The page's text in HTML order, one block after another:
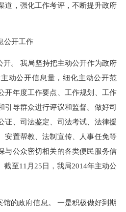
道，强化工作考评，不断提升政府
公开工作
。 我局坚持把主动公开作为政府
动公开信息量，细化主动公开范
开年度工作要点、工作规划、工作
引导群众进行评议和监督。做好司
证、司法鉴定、司法考试、法律援
安置帮教、法制宣传、人事任免等
与公众密切相关的各类便民服务信
截至11月25日，我局2014年主动公
的政府信息。 一是积极做好到期